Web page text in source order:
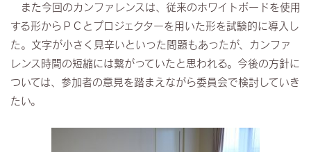
また今回のカンファレンスは、従来のホワイトボードを使用
する形からＰＣとプロジェクターを用いた形を試験的に導入し
た。文字が小さく見辛いといった問題もあったが、カンファ
レンス時間の短縮には繋がっていたと思われる。今後の方針に
ついては、参加者の意見を踏まえながら委員会で検討していき
たい。